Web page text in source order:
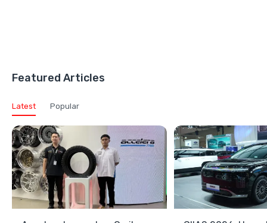
Featured Articles
Latest Popular